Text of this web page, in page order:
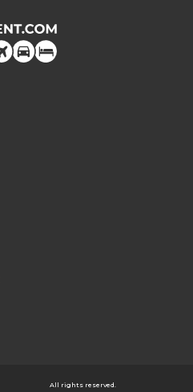
All rights reserved.